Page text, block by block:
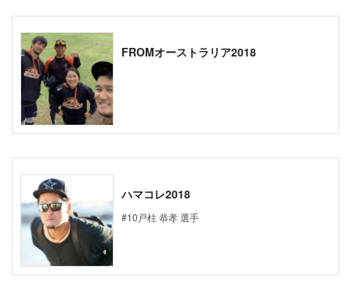
FROMオーストラリア2018
ハマコレ2018
#10戸柱 恭孝 選手